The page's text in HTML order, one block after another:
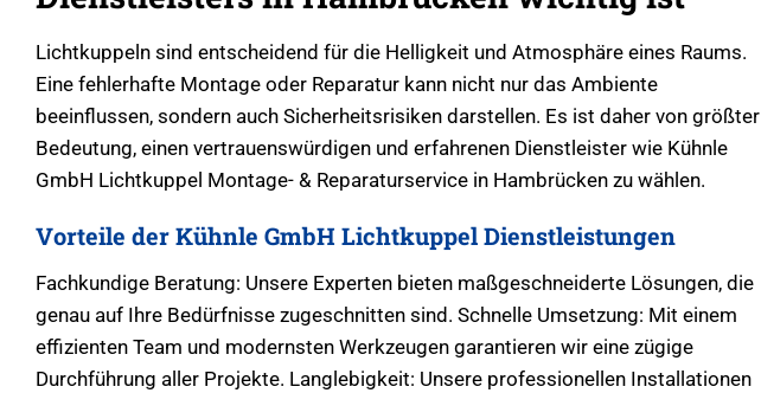
Lichtkuppeln sind entscheidend für die Helligkeit und Atmosphäre eines Raums.
Eine fehlerhafte Montage oder Reparatur kann nicht nur das Ambiente
beeinflussen, sondern auch Sicherheitsrisiken darstellen. Es ist daher von größter
Bedeutung, einen vertrauenswürdigen und erfahrenen Dienstleister wie Kühnle
GmbH Lichtkuppel Montage- & Reparaturservice in Hambrücken zu wählen.
Vorteile der Kühnle GmbH Lichtkuppel Dienstleistungen
Fachkundige Beratung: Unsere Experten bieten maßgeschneiderte Lösungen, die
genau auf Ihre Bedürfnisse zugeschnitten sind. Schnelle Umsetzung: Mit einem
effizienten Team und modernsten Werkzeugen garantieren wir eine zügige
Durchführung aller Projekte. Langlebigkeit: Unsere professionellen Installationen